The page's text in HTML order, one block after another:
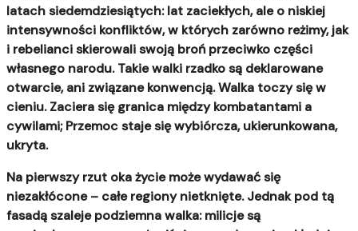
latach siedemdziesiątych: lat zaciekłych, ale o niskiej
intensywności konfliktów, w których zarówno reżimy, jak
i rebelianci skierowali swoją broń przeciwko części
własnego narodu. Takie walki rzadko są deklarowane
otwarcie, ani związane konwencją. Walka toczy się w
cieniu. Zaciera się granica między kombatantami a
cywilami; Przemoc staje się wybiórcza, ukierunkowana,
ukryta.
Na pierwszy rzut oka życie może wydawać się
niezakłócone – całe regiony nietknięte. Jednak pod tą
fasadą szaleje podziemna walka:milicje są